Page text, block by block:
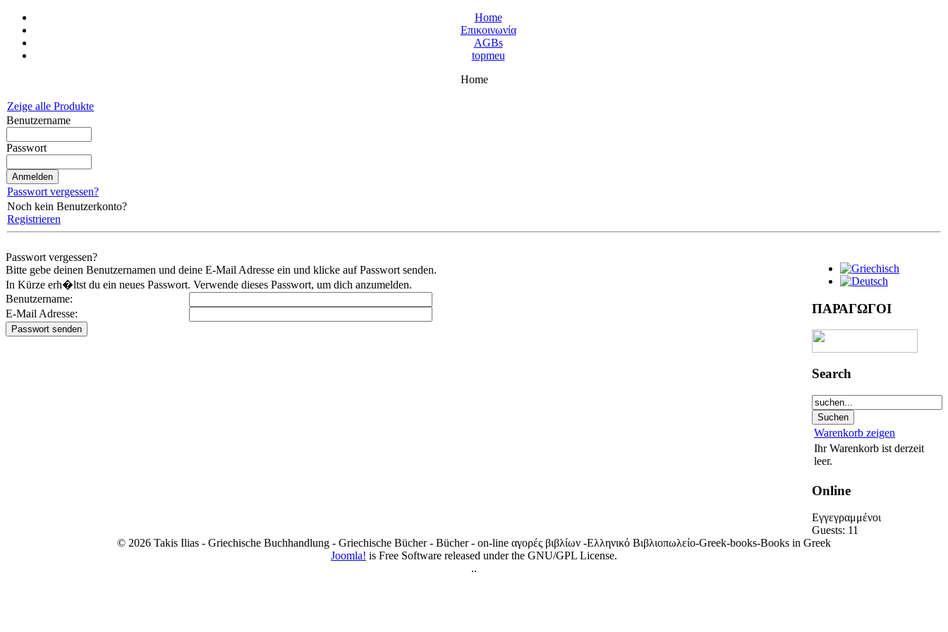
Home
Επικοινωνία
AGBs
topmeu
Home
Zeige alle Produkte
Benutzername
Passwort
Passwort vergessen?
Noch kein Benutzerkonto?
Registrieren
Passwort vergessen?
Bitte gebe deinen Benutzernamen und deine E-Mail Adresse ein und klicke auf Passwort senden.
In Kürze erh�ltst du ein neues Passwort. Verwende dieses Passwort, um dich anzumelden.
Benutzername:
E-Mail Adresse:
ΠΑΡΑΓΩΓΟΙ
Search
Warenkorb zeigen
Ihr Warenkorb ist derzeit
leer.
Online
Eγγεγραμμένoι
Guests: 11
© 2026 Takis Ilias - Griechische Buchhandlung - Griechische Bücher - Bücher - on-line αγορές βιβλίων -Ελληνικό Βιβλιοπωλείο-Greek-books-Books in Greek
Joomla! is Free Software released under the GNU/GPL License.
..